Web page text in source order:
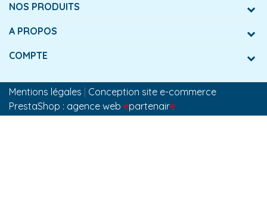
NOS PRODUITS
A PROPOS
COMPTE
Mentions légales
Conception site e-commerce
PrestaShop : agence web epartenaire